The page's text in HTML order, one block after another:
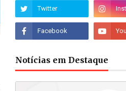
Notícias em Destaque